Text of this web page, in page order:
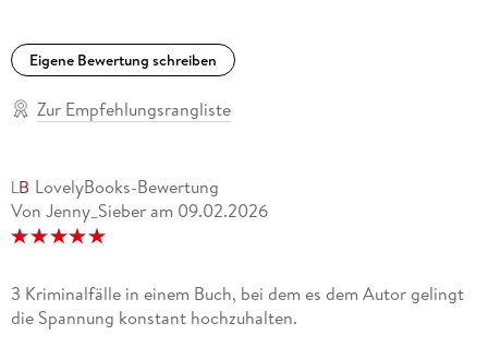
Eigene Bewertung schreiben
Zur Empfehlungsrangliste
LovelyBooks-Bewertung
Von Jenny_Sieber am 09.02.2026
3 Kriminalfälle in einem Buch, bei dem es dem Autor gelingt
die Spannung konstant hochzuhalten.